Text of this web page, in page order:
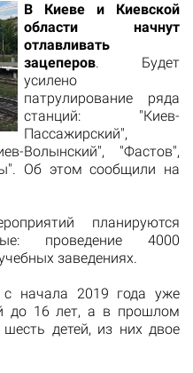
В Киеве и Киевской
области начнут
отлавливать
зацеперов. Будет
усилено
патрулирование ряда
станций: "Киев-
Пассажирский",
Волынский", "Фастов",
Об этом сообщили на
планируются
проведение 4000
заведениях.
начала 2019 года уже
до 16 лет, а в прошлом
детей, из них двое